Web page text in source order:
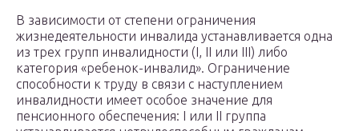
В зависимости от степени ограничения
жизнедеятельности инвалида устанавливается одна
из трех групп инвалидности (I, II или III) либо
категория «ребенок-инвалид». Ограничение
способности к труду в связи с наступлением
инвалидности имеет особое значение для
пенсионного обеспечения: I или II группа